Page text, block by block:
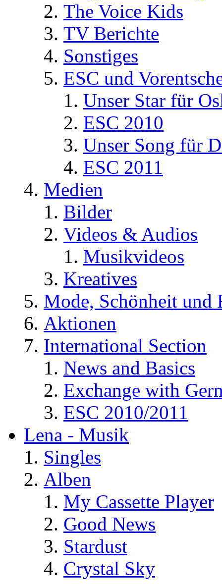
The Voice Kids
TV Berichte
Sonstiges
ESC und
Unser Star für
ESC 2010
Unser Song für
ESC 2011
Medien
Bilder
Videos & Audios
Musikvideos
Kreatives
Mode, Schönheit und
Aktionen
International Section
News and Basics
Exchange with
ESC 2010/2011
Lena - Musik
Singles
Alben
My Cassette Player
Good News
Stardust
Crystal Sky